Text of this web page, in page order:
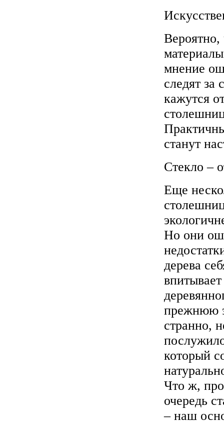
Вероятно,
мнение
следят за
кажутся
станут
Стекло –
Еще
Но они
дерева
прежнюю
странно,
который
Что ж,
очередь
– наш